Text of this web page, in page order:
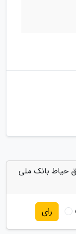
حیاط بانک ملی
رای